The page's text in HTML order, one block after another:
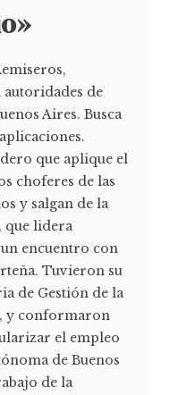
de
Aires. Busca
que aplique el
choferes de las
y salgan de la
que lidera
encuentro con
Tuvieron su
de Gestión de la
y conformaron
el empleo
de Buenos
de la